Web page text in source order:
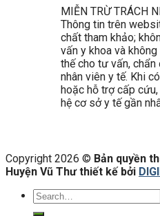
MIỄN TRỪ TRÁCH
Thông tin trên
chất tham khảo;
vấn y khoa và
thế cho tư vấn,
nhân viên y tế. Khi
hoặc hỗ trợ cấp
hệ cơ sở y tế gần
Copyright 2026 © Bản quyền
Huyện Vũ Thư thiết kế bởi